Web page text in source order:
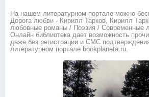
На нашем литературном портале можно
Дорога любви - Кирилл Тарков, Кирилл
любовные романы / Поэзия / Современные
Онлайн библиотека дает возможность
даже без регистрации и СМС
литературном портале bookplaneta.ru.